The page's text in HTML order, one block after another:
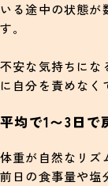
いる途中の状態が
す。
不安な気持ちにな
に自分を責めなく
平均で1〜3日で
体重が自然なリズ
前日の食事量や塩